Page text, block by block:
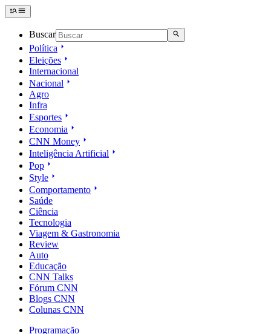
Buscar
Política
Eleições
Internacional
Nacional
Agro
Infra
Esportes
Economia
CNN Money
Inteligência Artificial
Pop
Style
Comportamento
Saúde
Ciência
Tecnologia
Viagem & Gastronomia
Review
Auto
Educação
CNN Talks
Fórum CNN
Blogs CNN
Colunas CNN
Programação